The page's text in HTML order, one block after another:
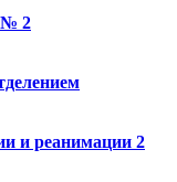
№ 2
и реанимации 2